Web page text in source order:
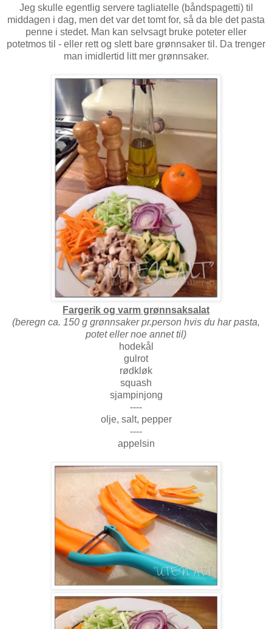
Jeg skulle egentlig servere tagliatelle (båndspagetti) til
middagen i dag, men det var det tomt for, så da ble det pasta
penne i stedet. Man kan selvsagt bruke poteter eller
potetmos til - eller rett og slett bare grønnsaker til. Da trenger
man imidlertid litt mer grønnsaker.
Fargerik og varm grønnsaksalat
(beregn ca. 150 g grønnsaker pr.person hvis du har pasta,
potet eller noe annet til)
hodekål
gulrot
rødkløk
squash
sjampinjong
----
olje, salt, pepper
----
appelsin